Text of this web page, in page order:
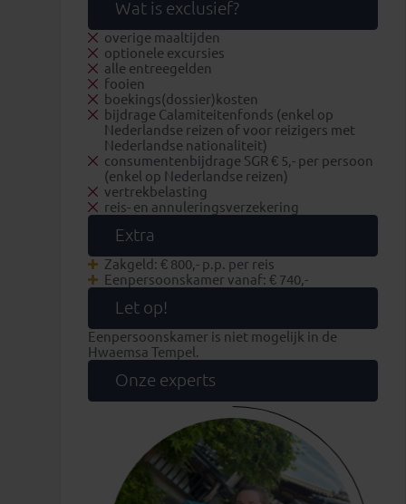
Wat is exclusief?
overige maaltijden
optionele excursies
alle entreegelden
fooien
boekings(dossier)kosten
bijdrage Calamiteitenfonds (enkel op
Nederlandse reizen of voor reizigers met
Nederlandse nationaliteit)
consumentenbijdrage SGR € 5,- per persoon
(enkel op Nederlandse reizen)
vertrekbelasting
reis- en annuleringsverzekering
Extra
Zakgeld: € 800,- p.p. per reis
Eenpersoonskamer vanaf: € 740,-
Let op!
Eenpersoonskamer is niet mogelijk in de
Hwaemsa Tempel.
Onze experts